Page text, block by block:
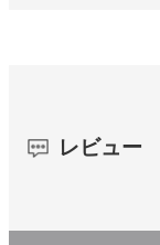
レビュー